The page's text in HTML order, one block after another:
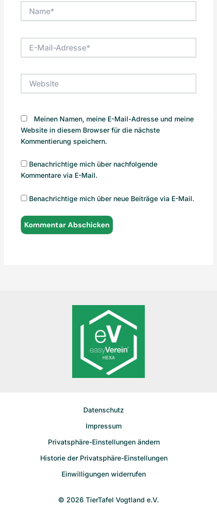
Mail-
Meinen Namen, meine E-Mail-Adresse und meine
Website in diesem Browser für die nächste
Kommentierung speichern.
Benachrichtige mich über nachfolgende
Kommentare via E-Mail.
Benachrichtige mich über neue Beiträge via E-Mail.
Datenschutz
Impressum
Privatsphäre-Einstellungen ändern
Historie der Privatsphäre-Einstellungen
Einwilligungen widerrufen
© 2026 TierTafel Vogtland e.V.